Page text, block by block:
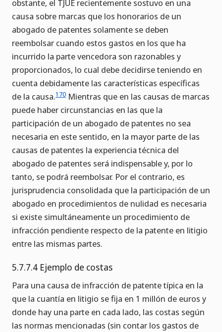
obstante, el TJUE recientemente sostuvo en una
causa sobre marcas que los honorarios de un
abogado de patentes solamente se deben
reembolsar cuando estos gastos en los que ha
incurrido la parte vencedora son razonables y
proporcionados, lo cual debe decidirse teniendo en
cuenta debidamente las características específicas
de la causa.170 Mientras que en las causas de marcas
puede haber circunstancias en las que la
participación de un abogado de patentes no sea
necesaria en este sentido, en la mayor parte de las
causas de patentes la experiencia técnica del
abogado de patentes será indispensable y, por lo
tanto, se podrá reembolsar. Por el contrario, es
jurisprudencia consolidada que la participación de un
abogado en procedimientos de nulidad es necesaria
si existe simultáneamente un procedimiento de
infracción pendiente respecto de la patente en litigio
entre las mismas partes.
5.7.7.4 Ejemplo de costas
Para una causa de infracción de patente típica en la
que la cuantía en litigio se fija en 1 millón de euros y
donde hay una parte en cada lado, las costas según
las normas mencionadas (sin contar los gastos de